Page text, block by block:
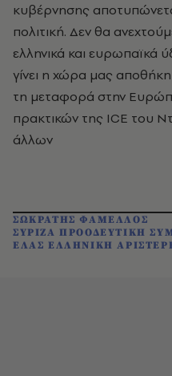
κυβέρνησης
πολιτική. Δεν θα
ελληνικά και ευρωπαϊκά
γίνει η χώρα μας
τη μεταφορά στην
πρακτικών της ICE του
άλλων
ΣΩΚΡΑΤΗΣ ΦΑΜΕΛΛΟΣ
ΣΥΡΙΖΑ ΠΡΟΟΔΕΥΤΙΚΗ
ΕΛΑΣ ΕΛΛΗΝΙΚΗ